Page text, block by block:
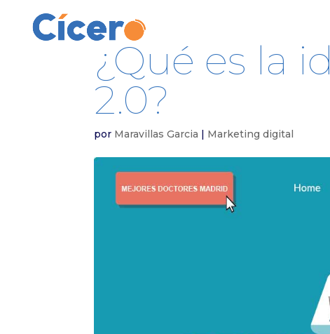
¿Qué es la
2.0?
por Maravillas Garcia | Marketing digital